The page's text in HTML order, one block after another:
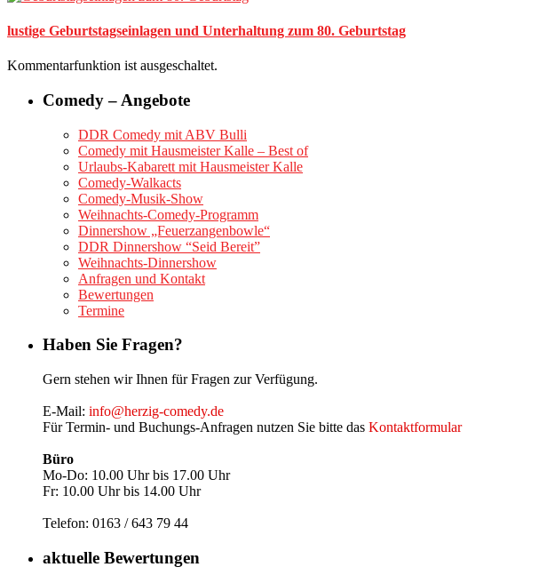
lustige Geburtstagseinlagen und Unterhaltung zum 80. Geburtstag
Kommentarfunktion ist ausgeschaltet.
Comedy – Angebote
DDR Comedy mit ABV Bulli
Comedy mit Hausmeister Kalle – Best of
Urlaubs-Kabarett mit Hausmeister Kalle
Comedy-Walkacts
Comedy-Musik-Show
Weihnachts-Comedy-Programm
Dinnershow „Feuerzangenbowle“
DDR Dinnershow “Seid Bereit”
Weihnachts-Dinnershow
Anfragen und Kontakt
Bewertungen
Termine
Haben Sie Fragen?
Gern stehen wir Ihnen für Fragen zur Verfügung.
E-Mail: info@herzig-comedy.de
Für Termin- und Buchungs-Anfragen nutzen Sie bitte das Kontaktformular
Büro
Mo-Do: 10.00 Uhr bis 17.00 Uhr
Fr: 10.00 Uhr bis 14.00 Uhr
Telefon: 0163 / 643 79 44
aktuelle Bewertungen